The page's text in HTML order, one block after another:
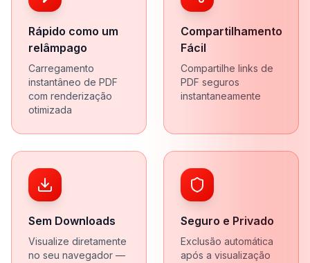
Rápido como um
relâmpago
Carregamento
instantâneo de PDF
com renderização
otimizada
Compartilhamento
Fácil
Compartilhe links de
PDF seguros
instantaneamente
Sem Downloads
Visualize diretamente
no seu navegador —
Seguro e Privado
Exclusão automática
após a visualização